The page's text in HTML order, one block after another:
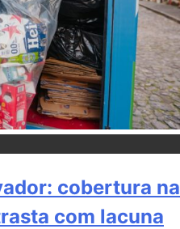
cobertura na
com lacuna